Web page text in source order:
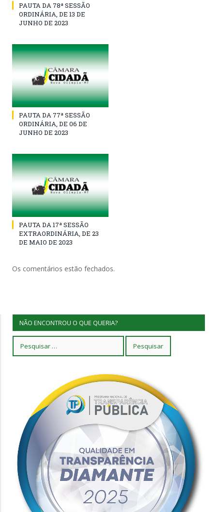
PAUTA DA 78ª SESSÃO
ORDINÁRIA, DE 13 DE
JUNHO DE 2023
PAUTA DA 77ª SESSÃO
ORDINÁRIA, DE 06 DE
JUNHO DE 2023
PAUTA DA 17ª SESSÃO
EXTRAORDINÁRIA, DE 23
DE MAIO DE 2023
Os comentários estão fechados.
NÃO ENCONTROU O QUE QUERIA?